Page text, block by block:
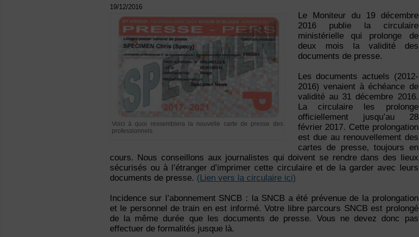
19/12/2016
Voici à quoi ressemblera la nouvelle carte de presse des
professionnels
Le Moniteur du 19 décembre
2016 publie la circulaire
ministérielle qui prolonge de
deux mois la validité des
documents de presse.
Les documents actuels (2012-
2016) venaient à échéance de
validité au 31 décembre 2016.
La circulaire les prolonge
officiellement jusqu’au 28
février 2017. Cette prolongation
est due au renouvellement des
cartes de presse, toujours en
cours. Nous conseillons aux journalistes qui doivent se rendre dans des lieux
sécurisés ou à l’étranger d’imprimer cette circulaire et de la garder avec leurs
documents de presse. (Lien vers la circulaire ici)
Incidence sur l’abonnement SNCB : la SNCB a été prévenue de la prolongation
et le personnel de train en est informé. Votre libre parcours SNCB est prolongé
de la même durée que les documents de presse. Vous ne devez donc pas
effectuer de formalités jusque là.